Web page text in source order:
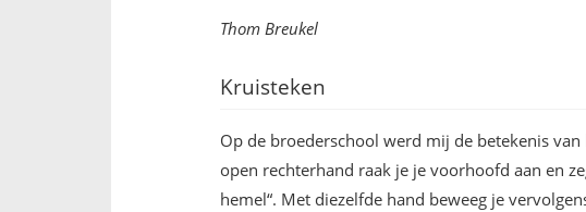
Thom Breukel
Kruisteken
Op de broederschool werd mij de betekenis
open rechterhand raak je je voorhoofd aan en
hemel“. Met diezelfde hand beweeg je